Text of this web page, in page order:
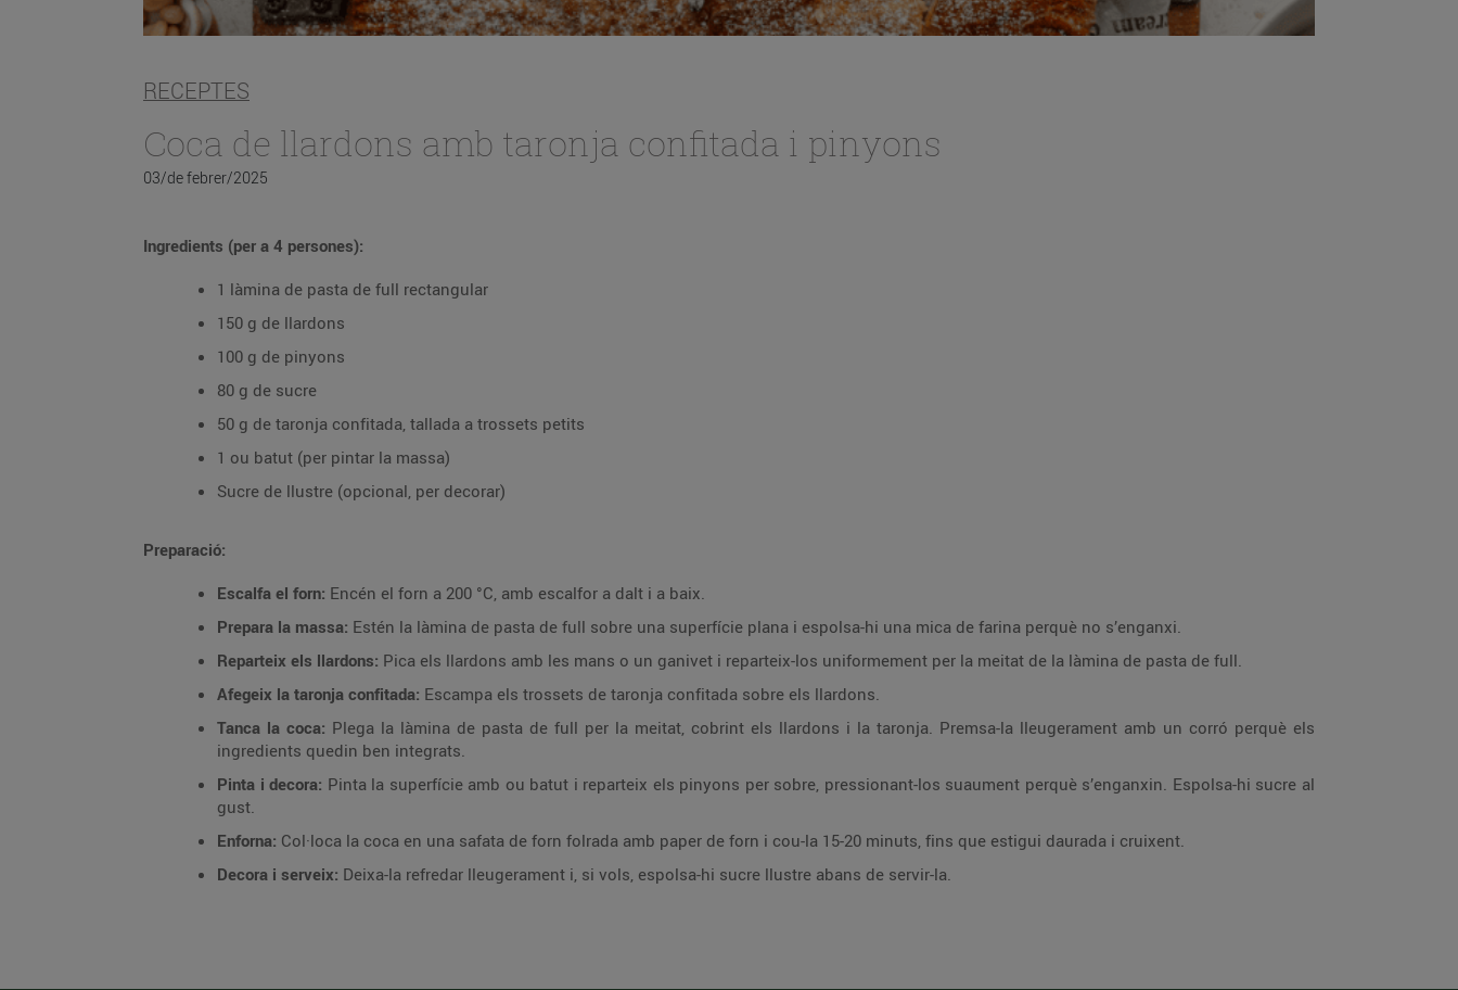
RECEPTES
Coca de llardons amb taronja confitada i pinyons
03/de febrer/2025
Ingredients (per a 4 persones):
1 làmina de pasta de full rectangular
150 g de llardons
100 g de pinyons
80 g de sucre
50 g de taronja confitada, tallada a trossets petits
1 ou batut (per pintar la massa)
Sucre de llustre (opcional, per decorar)
Preparació:
Escalfa el forn: Encén el forn a 200 °C, amb escalfor a dalt i a baix.
Prepara la massa: Estén la làmina de pasta de full sobre una superfície plana i espolsa-hi una mica de farina perquè no s’enganxi.
Reparteix els llardons: Pica els llardons amb les mans o un ganivet i reparteix-los uniformement per la meitat de la làmina de pasta de full.
Afegeix la taronja confitada: Escampa els trossets de taronja confitada sobre els llardons.
Tanca la coca: Plega la làmina de pasta de full per la meitat, cobrint els llardons i la taronja. Premsa-la lleugerament amb un corró perquè els
ingredients quedin ben integrats.
Pinta i decora: Pinta la superfície amb ou batut i reparteix els pinyons per sobre, pressionant-los suaument perquè s’enganxin. Espolsa-hi sucre al
gust.
Enforna: Col·loca la coca en una safata de forn folrada amb paper de forn i cou-la 15-20 minuts, fins que estigui daurada i cruixent.
Decora i serveix: Deixa-la refredar lleugerament i, si vols, espolsa-hi sucre llustre abans de servir-la.